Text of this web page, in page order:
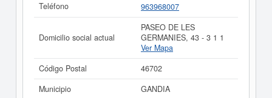
Teléfono
963968007
Domicilio social actual
PASEO DE LES
GERMANIES, 43 - 3 1 1
Ver Mapa
Código Postal
46702
Municipio
GANDIA